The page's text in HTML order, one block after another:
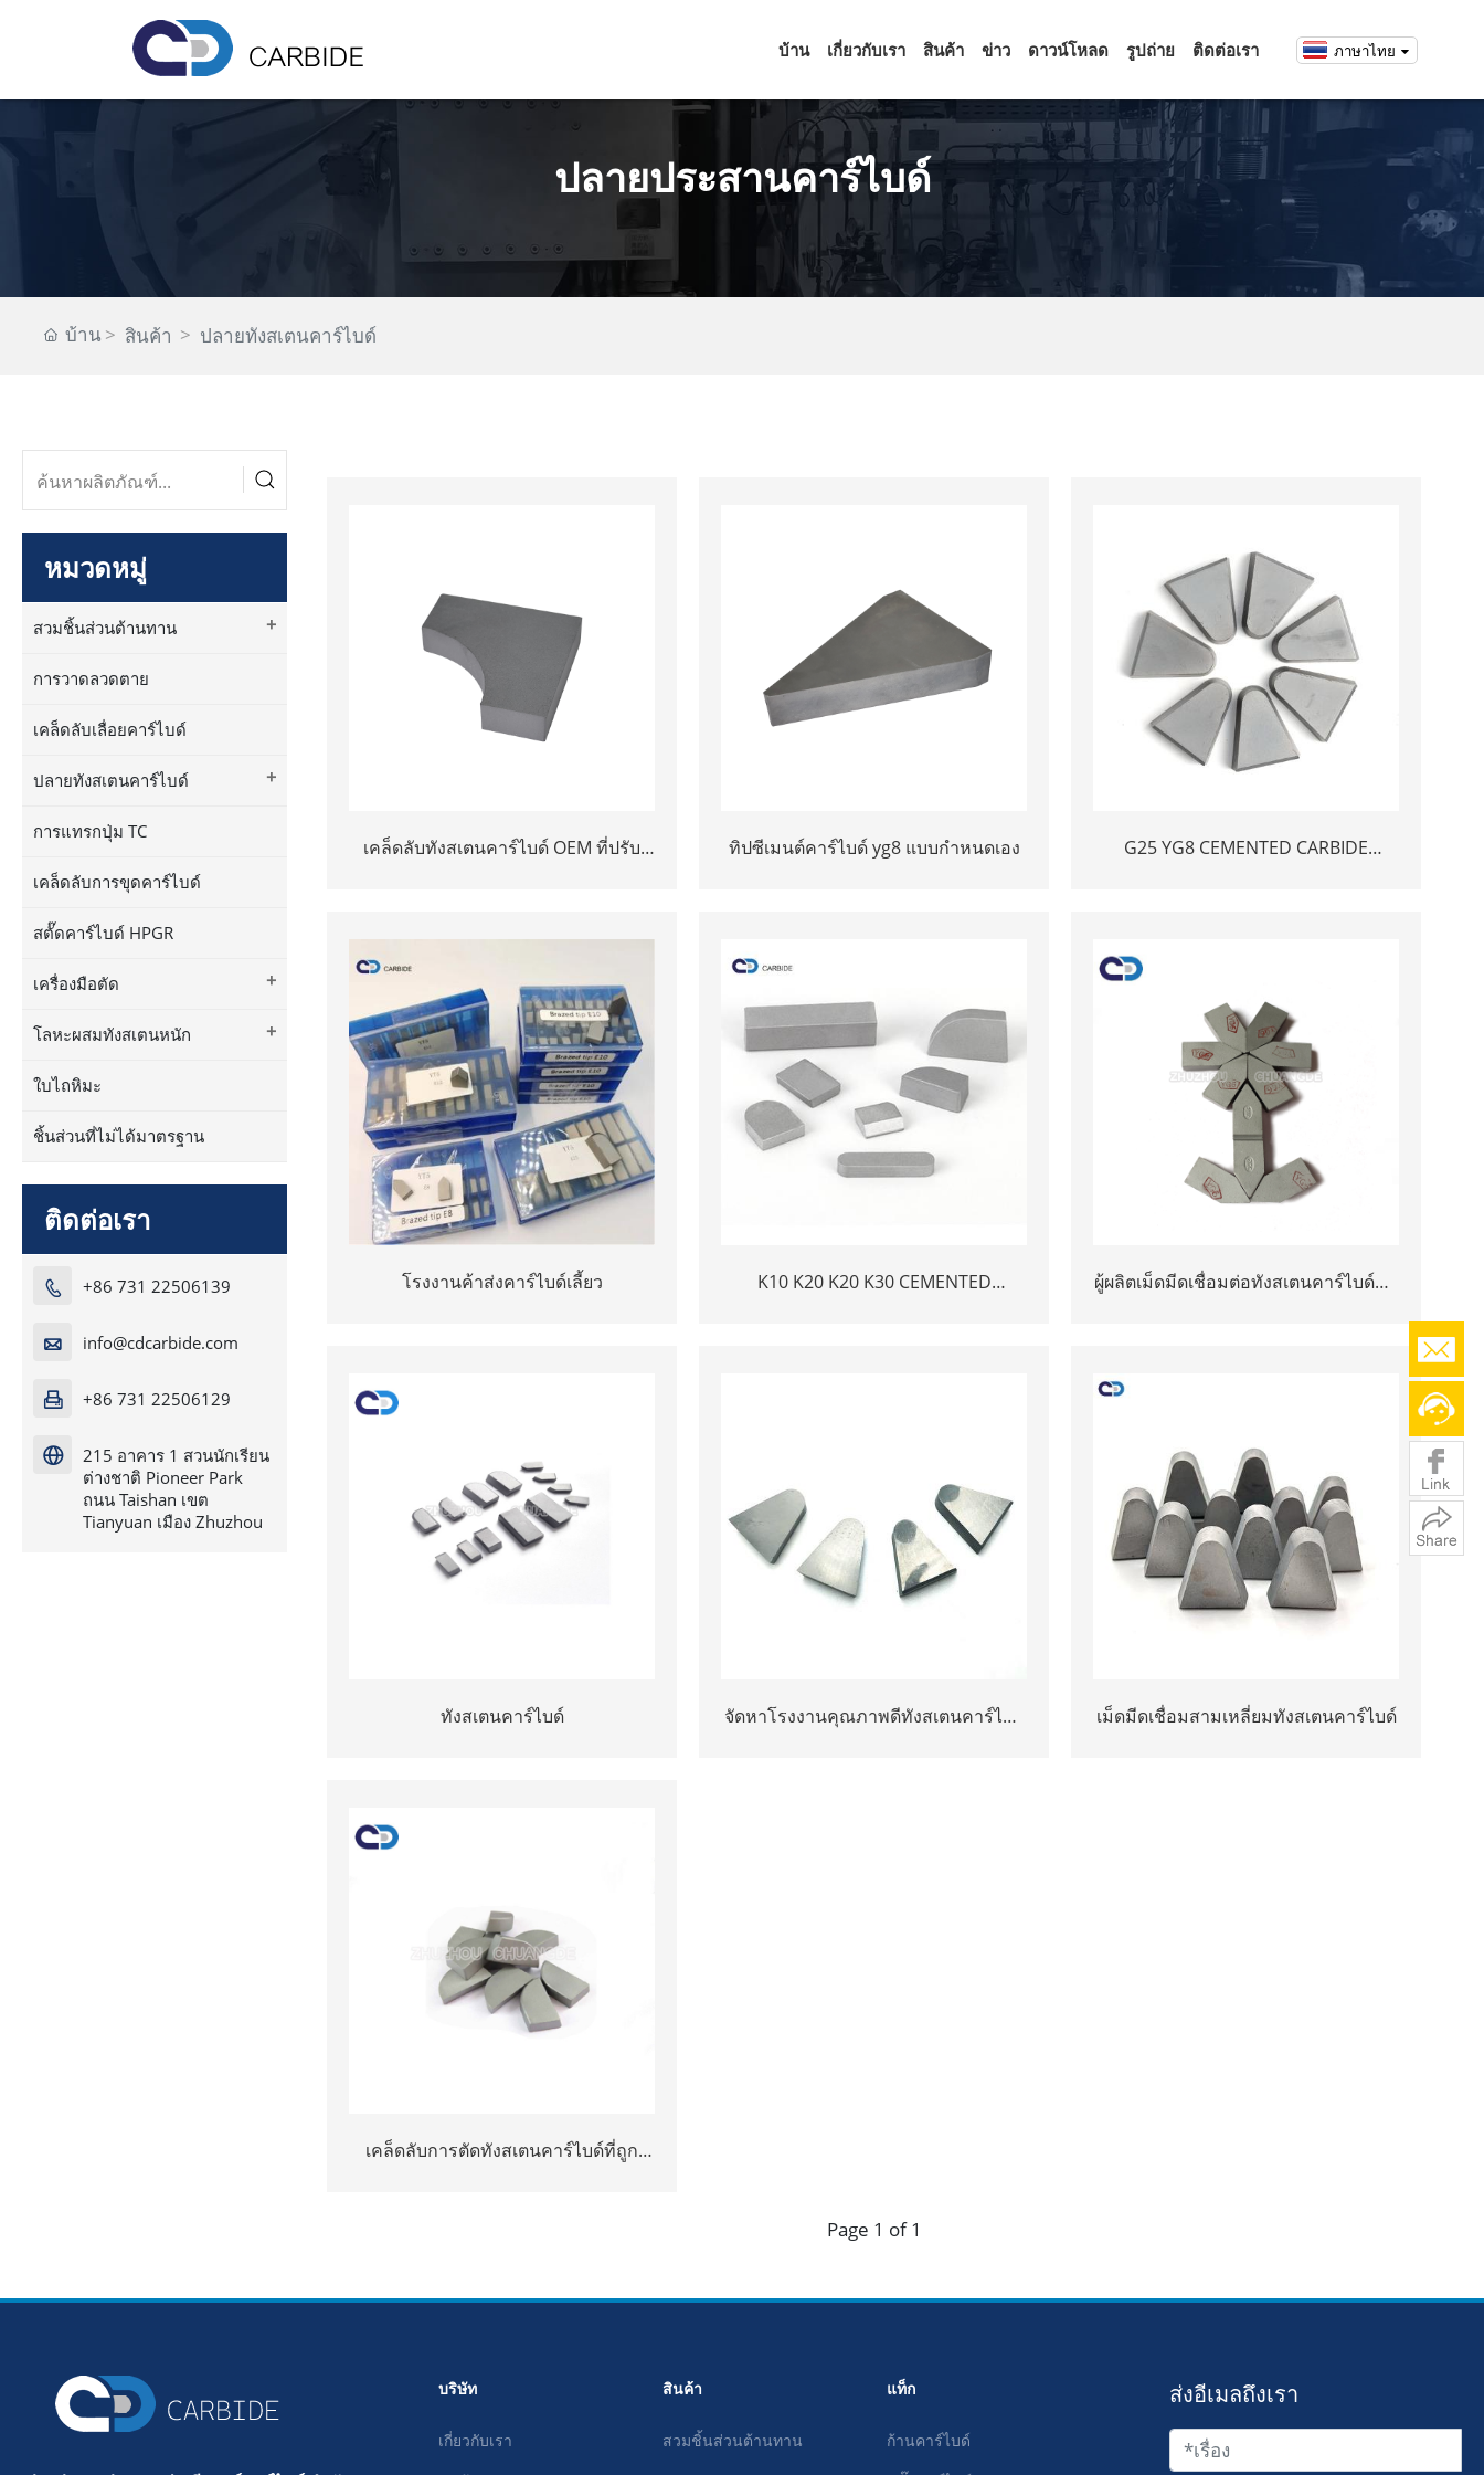
บ้าน เกี่ยวกับเรา สินค้า ข่าว ดาวน์โหลด รูปถ่าย ติดต่อเรา ภาษาไทย
ปลายประสานคาร์ไบด์
บ้าน สินค้า ปลายทังสเตนคาร์ไบด์
หมวดหมู่
+
สวมชิ้นส่วนต้านทาน
การวาดลวดตาย
เคล็ดลับเลื่อยคาร์ไบด์
+
ปลายทังสเตนคาร์ไบด์
การแทรกปุ่ม TC
เคล็ดลับการขุดคาร์ไบด์
สตั๊ดคาร์ไบด์ HPGR
+
เครื่องมือตัด
+
โลหะผสมทังสเตนหนัก
ใบไถหิมะ
ชิ้นส่วนที่ไม่ได้มาตรฐาน
ติดต่อเรา
 +86 731 22506139
 info@cdcarbide.com
 +86 731 22506129

215 อาคาร 1 สวนนักเรียน
ต่างชาติ Pioneer Park
ถนน Taishan เขต
Tianyuan เมือง Zhuzhou
เคล็ดลับทังสเตนคาร์ไบด์ OEM ที่ปรับ
ทิปซีเมนต์คาร์ไบด์ yg8 แบบกำหนดเอง
G25 YG8 CEMENTED CARBIDE
โรงงานค้าส่งคาร์ไบด์เลี้ยว
K10 K20 K20 K30 CEMENTED
ผู้ผลิตเม็ดมีดเชื่อมต่อทังสเตนคาร์ไบด์ทน
ทังสเตนคาร์ไบด์
จัดหาโรงงานคุณภาพดีทังสเตนคาร์ไบด์
เม็ดมีดเชื่อมสามเหลี่ยมทังสเตนคาร์ไบด์
เคล็ดลับการตัดทังสเตนคาร์ไบด์ที่ถูก
Page 1 of 1
บริษัท
เกี่ยวกับเรา
สินค้า
สวมชิ้นส่วนต้านทาน
แท็ก
ก้านคาร์ไบด์
ส่งอีเมลถึงเรา